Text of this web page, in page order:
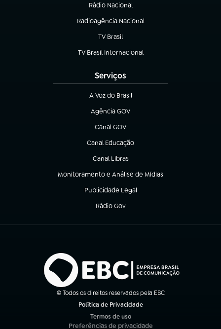
Rádio Nacional
Radioagência Nacional
(abre em nova aba)
TV Brasil
(abre em nova aba)
TV Brasil Internacional
(abre em nova aba)
Serviços
A Voz do Brasil
(abre em nova aba)
Agência GOV
(abre em nova aba)
Canal GOV
(abre em nova aba)
Canal Educação
(abre em nova aba)
Canal Libras
(abre em nova aba)
Monitoramento e Análise de Mídias
(abre em nova aba)
Publicidade Legal
(abre em nova aba)
Rádio Gov
(abre em nova aba)
© Todos os direitos reservados pela EBC
Política de Privacidade
Termos de uso
(abre em nova aba)
Preferências de privacidade